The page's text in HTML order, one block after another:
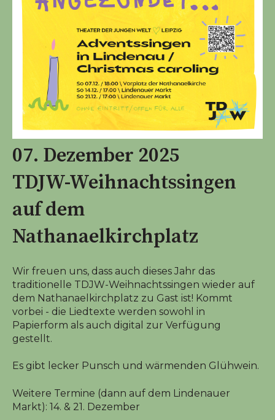
07. Dezember 2025
TDJW-Weihnachtssingen
auf dem
Nathanaelkirchplatz
Wir freuen uns, dass auch dieses Jahr das
traditionelle TDJW-Weihnachtssingen wieder auf
dem Nathanaelkirchplatz zu Gast ist! Kommt
vorbei - die Liedtexte werden sowohl in
Papierform als auch digital zur Verfügung
gestellt.
Es gibt lecker Punsch und wärmenden Glühwein.
Weitere Termine (dann auf dem Lindenauer
Markt): 14. & 21. Dezember